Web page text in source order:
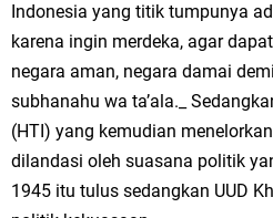
Indonesia yang titik tumpunya
karena ingin merdeka, agar
negara aman, negara damai
subhanahu wa ta’ala._
(HTI) yang kemudian
dilandasi oleh suasana politik
1945 itu tulus sedangkan UUD